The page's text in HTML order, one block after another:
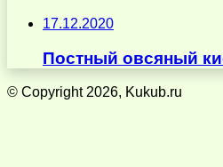
17.12.2020
Постный овсяный
© Copyright 2026, Kukub.ru